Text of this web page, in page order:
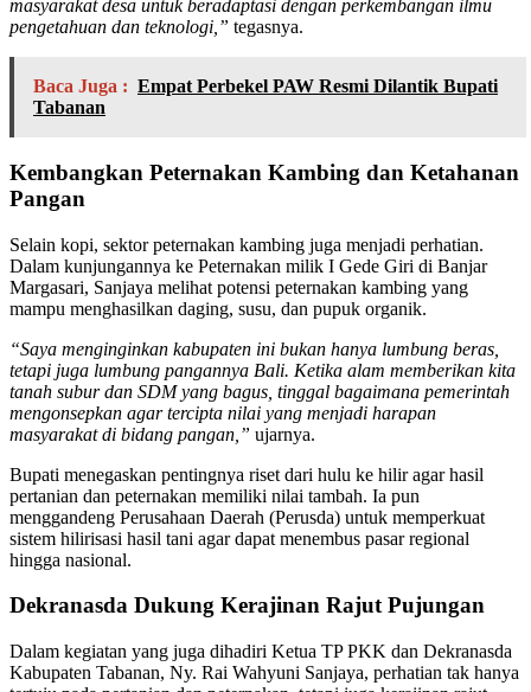
masyarakat desa untuk beradaptasi dengan perkembangan ilmu
pengetahuan dan teknologi,” tegasnya.
Baca Juga : Empat Perbekel PAW Resmi Dilantik Bupati
Tabanan
Kembangkan Peternakan Kambing dan Ketahanan
Pangan
Selain kopi, sektor peternakan kambing juga menjadi perhatian.
Dalam kunjungannya ke Peternakan milik I Gede Giri di Banjar
Margasari, Sanjaya melihat potensi peternakan kambing yang
mampu menghasilkan daging, susu, dan pupuk organik.
“Saya menginginkan kabupaten ini bukan hanya lumbung beras,
tetapi juga lumbung pangannya Bali. Ketika alam memberikan kita
tanah subur dan SDM yang bagus, tinggal bagaimana pemerintah
mengonsepkan agar tercipta nilai yang menjadi harapan
masyarakat di bidang pangan,” ujarnya.
Bupati menegaskan pentingnya riset dari hulu ke hilir agar hasil
pertanian dan peternakan memiliki nilai tambah. Ia pun
menggandeng Perusahaan Daerah (Perusda) untuk memperkuat
sistem hilirisasi hasil tani agar dapat menembus pasar regional
hingga nasional.
Dekranasda Dukung Kerajinan Rajut Pujungan
Dalam kegiatan yang juga dihadiri Ketua TP PKK dan Dekranasda
Kabupaten Tabanan, Ny. Rai Wahyuni Sanjaya, perhatian tak hanya